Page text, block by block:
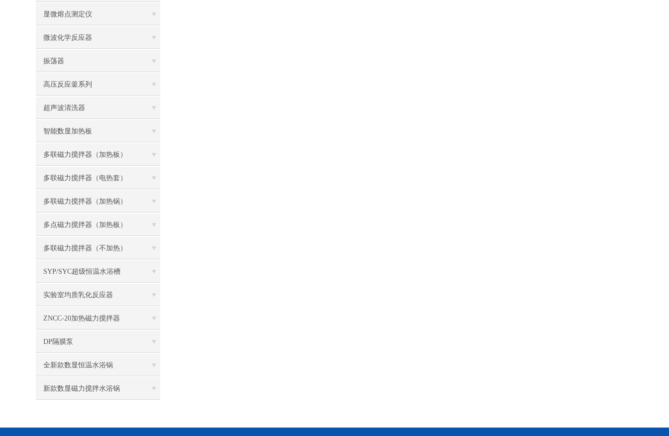
显微熔点测定仪
微波化学反应器
振荡器
高压反应釜系列
超声波清洗器
智能数显加热板
多联磁力搅拌器（加热板）
多联磁力搅拌器（电热套）
多联磁力搅拌器（加热锅）
多点磁力搅拌器（加热板）
多联磁力搅拌器（不加热）
SYP/SYC超级恒温水浴槽
实验室均质乳化反应器
ZNCC-20加热磁力搅拌器
DP隔膜泵
全新款数显恒温水浴锅
新款数显磁力搅拌水浴锅